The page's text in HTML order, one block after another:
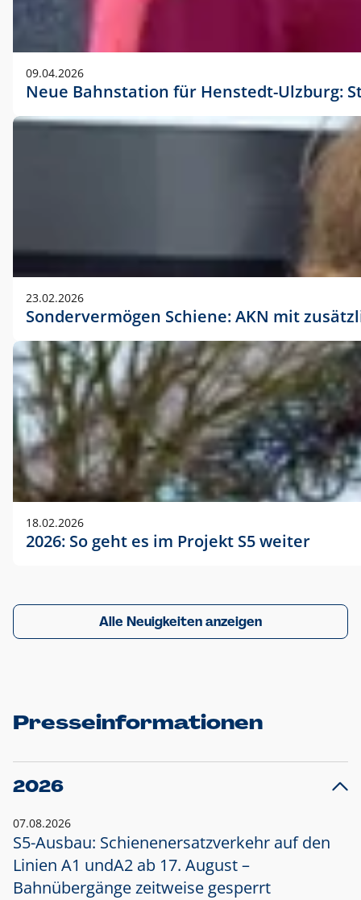
09.04.2026
Neue Bahnstation für Henstedt-Ulzburg:
23.02.2026
Sondervermögen Schiene: AKN mit
18.02.2026
2026: So geht es im Projekt S5 weiter
Alle Neuigkeiten anzeigen
Presseinformationen
2026
07.08.2026
S5-Ausbau: Schienenersatzverkehr auf den
Linien A1 undA2 ab 17. August –
Bahnübergänge zeitweise gesperrt